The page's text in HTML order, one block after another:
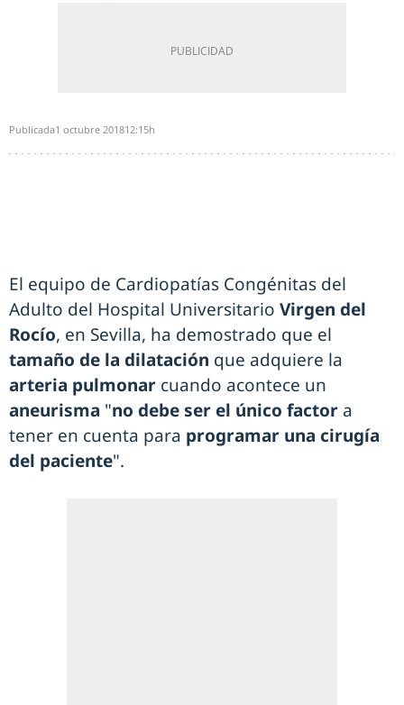
Publicada1 octubre 201812:15h
El equipo de Cardiopatías Congénitas del
Adulto del Hospital Universitario Virgen del
Rocío, en Sevilla, ha demostrado que el
tamaño de la dilatación que adquiere la
arteria pulmonar cuando acontece un
aneurisma "no debe ser el único factor a
tener en cuenta para programar una cirugía
del paciente".